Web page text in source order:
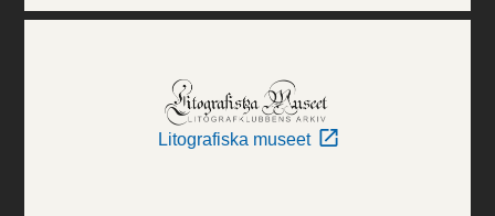
Litografiska museet